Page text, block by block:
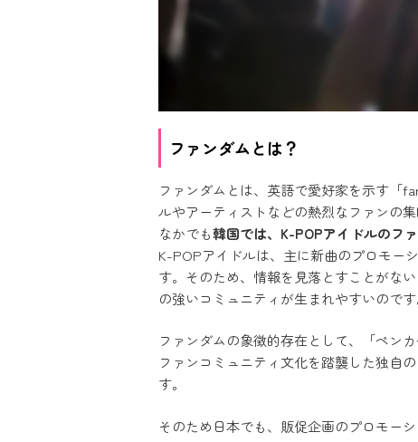
ファンダムとは？
ファンダムとは、英語で愛好家を示す「
ルやアーティストなどの熱烈なファンの集
なかでも韓国では、K-POPアイドルのフ
K-POPアイドルは、主に新曲のプロモー
す。そのため、情報を見落とすことがな
の強いコミュニティが生まれやすいのです
ファンダムの象徴的存在として、「ペン
ファンコミュニティ文化を踏襲した独自
す。
そのため日本でも、販促企画のプロモー